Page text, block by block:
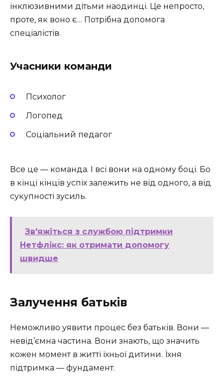
інклюзивними дітьми наодинці. Це непросто,
проте, як воно є… Потрібна допомога
спеціалістів.
Учасники команди
Психолог
Логопед
Соціальний педагог
Все це — команда. І всі вони на одному боці. Бо
в кінці кінців успіх залежить не від одного, а від
сукупності зусиль.
Зв'яжіться з службою підтримки
Нетфлікс: як отримати допомогу
швидше
Залучення батьків
Неможливо уявити процес без батьків. Вони —
невід’ємна частина. Вони знають, що значить
кожен момент в житті їхньої дитини. Їхня
підтримка — фундамент.